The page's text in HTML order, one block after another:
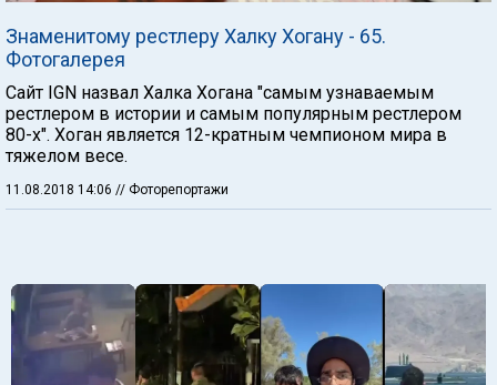
Знаменитому рестлеру Халку Хогану - 65.
Фотогалерея
Сайт IGN назвал Халка Хогана "самым узнаваемым
рестлером в истории и самым популярным рестлером
80-х". Хоган является 12-кратным чемпионом мира в
тяжелом весе.
11.08.2018 14:06 // Фоторепортажи